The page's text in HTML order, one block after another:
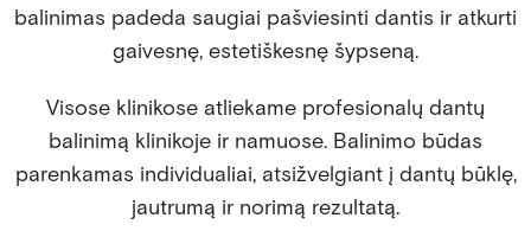
balinimas padeda saugiai pašviesinti dantis ir atkurti
gaivesnę, estetiškesnę šypseną.
Visose klinikose atliekame profesionalų dantų
balinimą klinikoje ir namuose. Balinimo būdas
parenkamas individualiai, atsižvelgiant į dantų būklę,
jautrumą ir norimą rezultatą.